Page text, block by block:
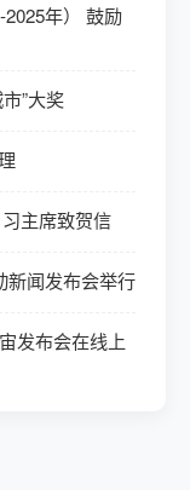
年） 鼓励
”大奖
主席致贺信
新闻发布会举行
发布会在线上